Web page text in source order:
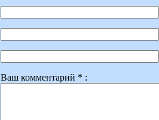
Ваш комментарий * :